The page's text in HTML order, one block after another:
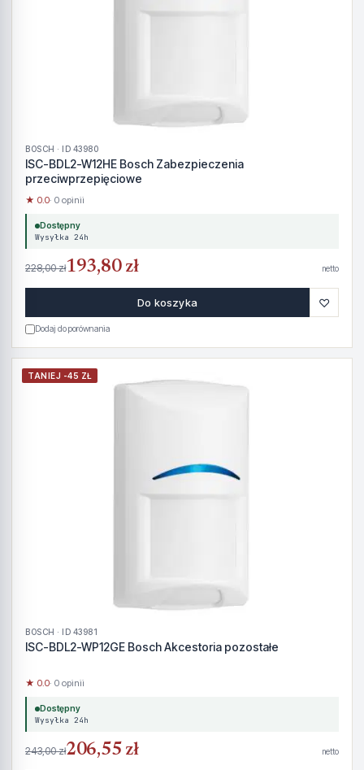
BOSCH · ID 43980
ISC-BDL2-W12HE Bosch Zabezpieczenia
przeciwprzepięciowe
★ 0.0· 0 opinii
Dostępny
Wysyłka 24h
228,00 zł193,80 zł netto
Do koszyka ♡
Dodaj do porównania
TANIEJ -45 ZŁ
BOSCH · ID 43981
ISC-BDL2-WP12GE Bosch Akcestoria pozostałe
★ 0.0· 0 opinii
Dostępny
Wysyłka 24h
243,00 zł206,55 zł netto